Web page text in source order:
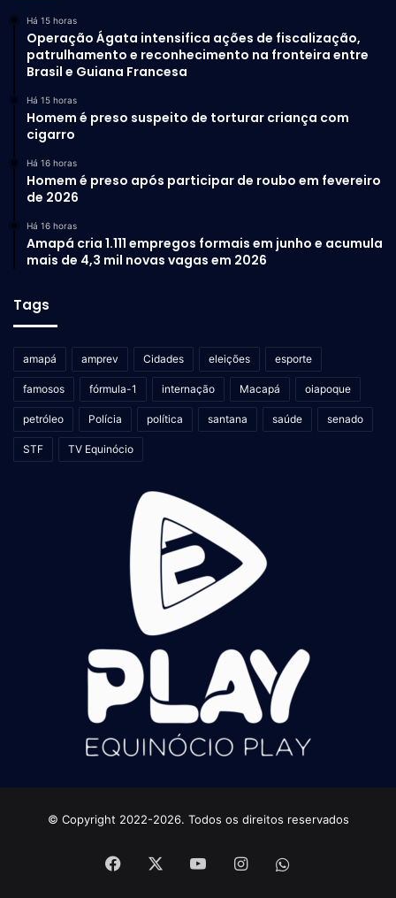
Há 15 horas
Operação Ágata intensifica ações de fiscalização,
patrulhamento e reconhecimento na fronteira entre
Brasil e Guiana Francesa
Há 15 horas
Homem é preso suspeito de torturar criança com
cigarro
Há 16 horas
Homem é preso após participar de roubo em fevereiro
de 2026
Há 16 horas
Amapá cria 1.111 empregos formais em junho e acumula
mais de 4,3 mil novas vagas em 2026
Tags
amapá amprev Cidades eleições esporte
famosos fórmula-1 internação Macapá oiapoque
petróleo Polícia política santana saúde senado
STF TV Equinócio
© Copyright 2022-2026. Todos os direitos reservados
Facebook YouTubeInstagram